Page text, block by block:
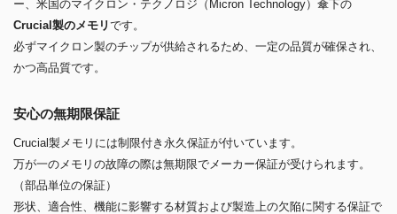
ー、米国のマイクロン・テクノロジ（Micron Technology）傘下の
Crucial製のメモリです。
必ずマイクロン製のチップが供給されるため、一定の品質が確保され、
かつ高品質です。
安心の無期限保証
Crucial製メモリには制限付き永久保証が付いています。
万が一のメモリの故障の際は無期限でメーカー保証が受けられます。
（部品単位の保証）
形状、適合性、機能に影響する材質および製造上の欠陥に関する保証で